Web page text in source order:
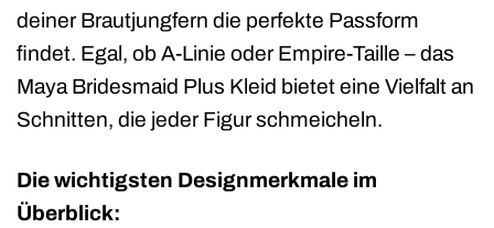
deiner Brautjungfern die perfekte Passform
findet. Egal, ob A-Linie oder Empire-Taille – das
Maya Bridesmaid Plus Kleid bietet eine Vielfalt an
Schnitten, die jeder Figur schmeicheln.
Die wichtigsten Designmerkmale im
Überblick: